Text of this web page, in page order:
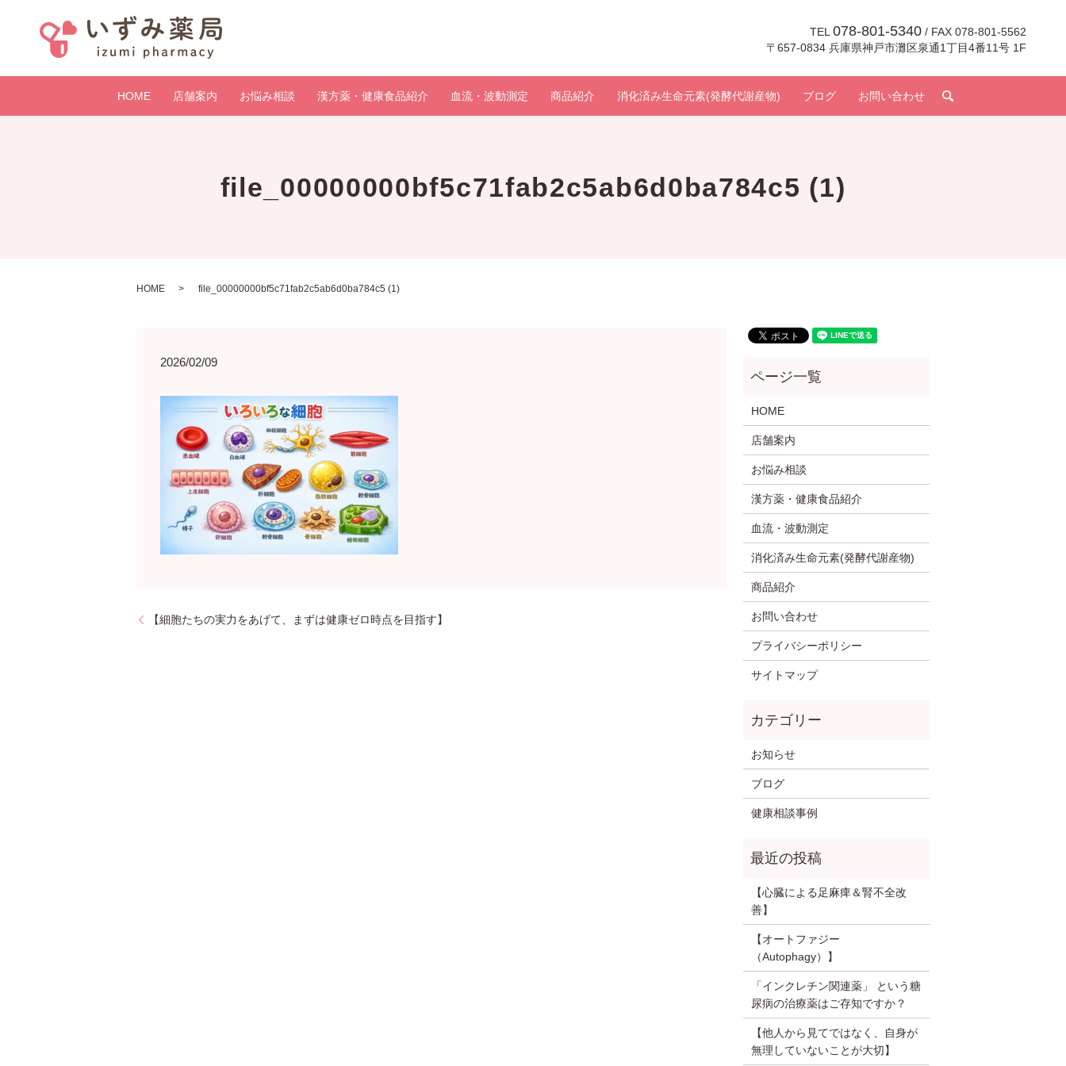
TEL 078-801-5340 / FAX 078-801-5562
〒657-0834 兵庫県神戸市灘区泉通1丁目4番11号 1F
HOME 店舗案内 お悩み相談 漢方薬・健康食品紹介 血流・波動測定 商品紹介 消化済み生命元素(発酵代謝産物) ブログ お問い合わせ
file_00000000bf5c71fab2c5ab6d0ba784c5 (1)
HOME file_00000000bf5c71fab2c5ab6d0ba784c5 (1)
2026/02/09
【細胞たちの実力をあげて、まずは健康ゼロ時点を目指す】
HOME
店舗案内
お悩み相談
漢方薬・健康食品紹介
血流・波動測定
消化済み生命元素(発酵代謝産物)
商品紹介
お問い合わせ
プライバシーポリシー
サイトマップ
お知らせ
ブログ
健康相談事例
【心臓による足麻痺＆腎不全改
善】
【オートファジー
（Autophagy）】
「インクレチン関連薬」 という糖
尿病の治療薬はご存知ですか？
【他人から見てではなく、自身が
無理していないことが大切】